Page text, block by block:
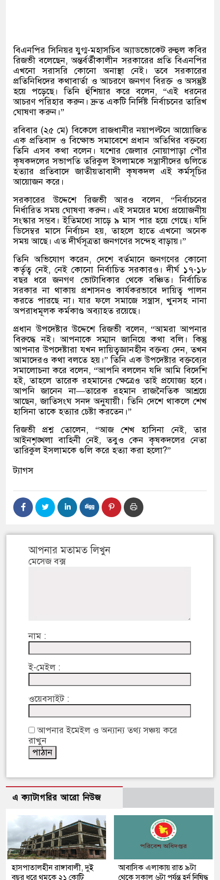
বিএনপির সিনিয়র যুগ্ম-মহাসচিব অ্যাডভোকেট রুহুল কবির
রিজভী বলেছেন, অন্তর্বর্তীকালীন সরকারের প্রতি বিএনপির
এখনো সরাসরি কোনো অনাস্থা নেই। তবে সরকারের
প্রতিনিধিদের কথাবার্তা ও আচরণে জনগণ বিরক্ত ও অসন্তুষ্ট
হয়ে পড়েছে। তিনি হুঁশিয়ার করে বলেন, “এই ধরনের
আচরণ পরিহার করুন। দ্রুত একটি নির্দিষ্ট নির্বাচনের তারিখ
ঘোষণা করুন।”
রবিবার (২৫ মে) বিকেলে রাজধানীর নয়াপল্টনে আয়োজিত
এক প্রতিবাদ ও বিক্ষোভ সমাবেশে প্রধান অতিথির বক্তব্যে
তিনি এসব কথা বলেন। যশোর জেলার নোয়াপাড়া পৌর
কৃষকদলের সভাপতি তরিকুল ইসলামকে সন্ত্রাসীদের গুলিতে
হত্যার প্রতিবাদে জাতীয়তাবাদী কৃষকদল এই কর্মসূচির
আয়োজন করে।
সরকারের উদ্দেশে রিজভী আরও বলেন, “নির্বাচনের
নির্ধারিত সময় ঘোষণা করুন। এই সময়ের মধ্যে প্রয়োজনীয়
সংস্কার সম্ভব। ইতিমধ্যে সাড়ে ৯ মাস পার হয়ে গেছে। যদি
ডিসেম্বর মাসে নির্বাচন হয়, তাহলে হাতে এখনো অনেক
সময় আছে। এত দীর্ঘসূত্রতা জনগণের সন্দেহ বাড়ায়।”
তিনি অভিযোগ করেন, দেশে বর্তমানে জনগণের কোনো
কর্তৃত্ব নেই, নেই কোনো নির্বাচিত সরকারও। দীর্ঘ ১৭-১৮
বছর ধরে জনগণ ভোটাধিকার থেকে বঞ্চিত। নির্বাচিত
সরকার না থাকায় প্রশাসনও কার্যকরভাবে দায়িত্ব পালন
করতে পারছে না। যার ফলে সমাজে সন্ত্রাস, খুনসহ নানা
অপরাধমূলক কর্মকাণ্ড অব্যাহত রয়েছে।
প্রধান উপদেষ্টার উদ্দেশে রিজভী বলেন, “আমরা আপনার
বিরুদ্ধে নই। আপনাকে সম্মান জানিয়ে কথা বলি। কিন্তু
আপনার উপদেষ্টারা যখন দায়িত্বজ্ঞানহীন বক্তব্য দেন, তখন
আমাদেরও কথা বলতে হয়।” তিনি এক উপদেষ্টার বক্তব্যের
সমালোচনা করে বলেন, “আপনি বললেন যদি আমি বিদেশি
হই, তাহলে তারেক রহমানের ক্ষেত্রেও তাই প্রযোজ্য হবে।
আপনি জানেন না—তারেক রহমান রাজনৈতিক আশ্রয়ে
আছেন, জাতিসংঘ সনদ অনুযায়ী। তিনি দেশে থাকলে শেখ
হাসিনা তাকে হত্যার চেষ্টা করতেন।”
রিজভী প্রশ্ন তোলেন, “আজ শেখ হাসিনা নেই, তার
আইনশৃঙ্খলা বাহিনী নেই, তবুও কেন কৃষকদলের নেতা
তারিকুল ইসলামকে গুলি করে হত্যা করা হলো?”
ট্যাগস
আপনার মতামত লিখুন
মেসেজ বক্স
নাম :
ই-মেইল :
ওয়েবসাইট :
আপনার ইমেইল ও অন্যান্য তথ্য সঞ্চয় করে
রাখুন
এ ক্যাটাগরির আরো নিউজ
হাসপাতালহীন রাঙ্গাবালী, দুই
বছর ধরে থমকে ২১ কোটি
আবাসিক এলাকায় রাত ৯টা
থেকে সকাল ৬টা পর্যন্ত হর্ন নিষিদ্ধ